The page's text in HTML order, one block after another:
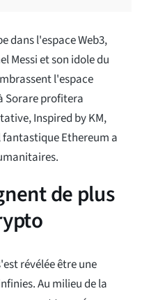
dans l'espace Web3,
Messi et son idole du
l'espace
Sorare profitera
Inspired by KM,
Ethereum a
de plus
révélée être une
Au milieu de la